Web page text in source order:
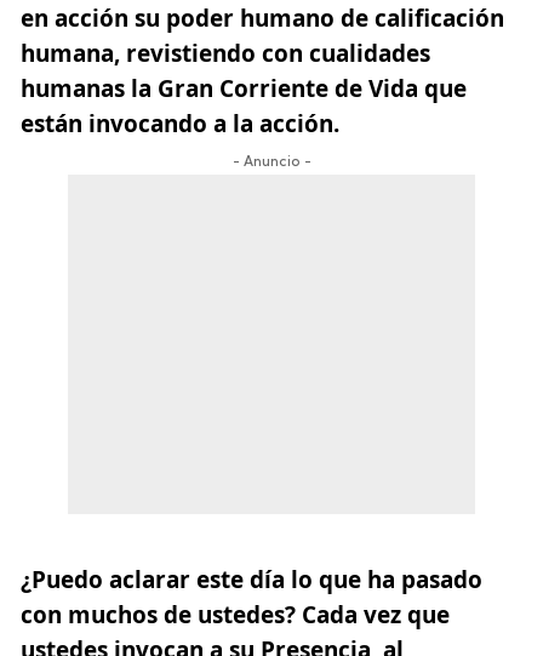
en acción su poder humano de calificación
humana, revistiendo con cualidades
humanas la Gran Corriente de Vida que
están invocando a la acción.
- Anuncio -
¿Puedo aclarar este día lo que ha pasado
con muchos de ustedes? Cada vez que
ustedes invocan a su Presencia, al